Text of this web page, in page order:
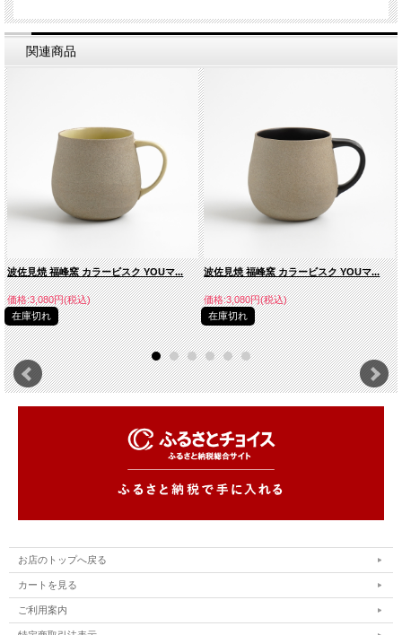
関連商品
波佐見焼 福峰窯 カラービスク YOUマ...
価格:3,080円(税込)
在庫切れ
波佐見焼 福峰窯 カラービスク YOUマ...
価格:3,080円(税込)
在庫切れ
お店のトップへ戻る
カートを見る
ご利用案内